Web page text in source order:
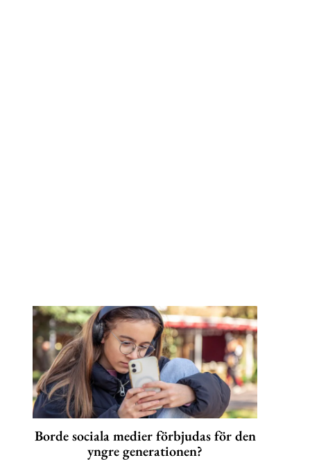
Borde sociala medier förbjudas för den
yngre generationen?